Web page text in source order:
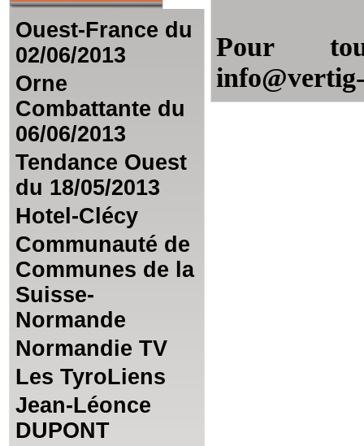
Ouest-France du
02/06/2013
Orne
Combattante du
06/06/2013
Tendance Ouest
du 18/05/2013
Hotel-Clécy
Communauté de
Communes de la
Suisse-
Normande
Normandie TV
Les TyroLiens
Jean-Léonce
DUPONT
Pour